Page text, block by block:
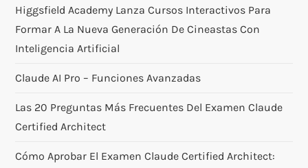
Higgsfield Academy Lanza Cursos Interactivos Para
Formar A La Nueva Generación De Cineastas Con
Inteligencia Artificial
Claude AI Pro – Funciones Avanzadas
Las 20 Preguntas Más Frecuentes Del Examen Claude
Certified Architect
Cómo Aprobar El Examen Claude Certified Architect: